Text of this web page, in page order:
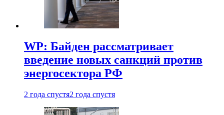
WP: Байден рассматривает
введение новых санкций против
энергосектора РФ
2 года спустя2 года спустя